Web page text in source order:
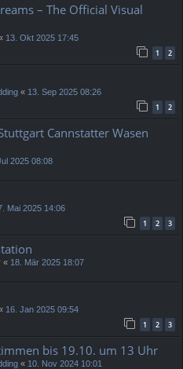
– The Official Visual
13. Okt 2025 17:45
1 2
« 13. Sep 2025 08:26
1 2
Cannstatter Wasen
2025 08:08
Mai 2025 14:06
1 2 3
« 18. Mär 2025 18:07
16. Jan 2025 09:54
1 2 3
bis 19.10. um 13 Uhr
« 10. Nov 2024 10:01